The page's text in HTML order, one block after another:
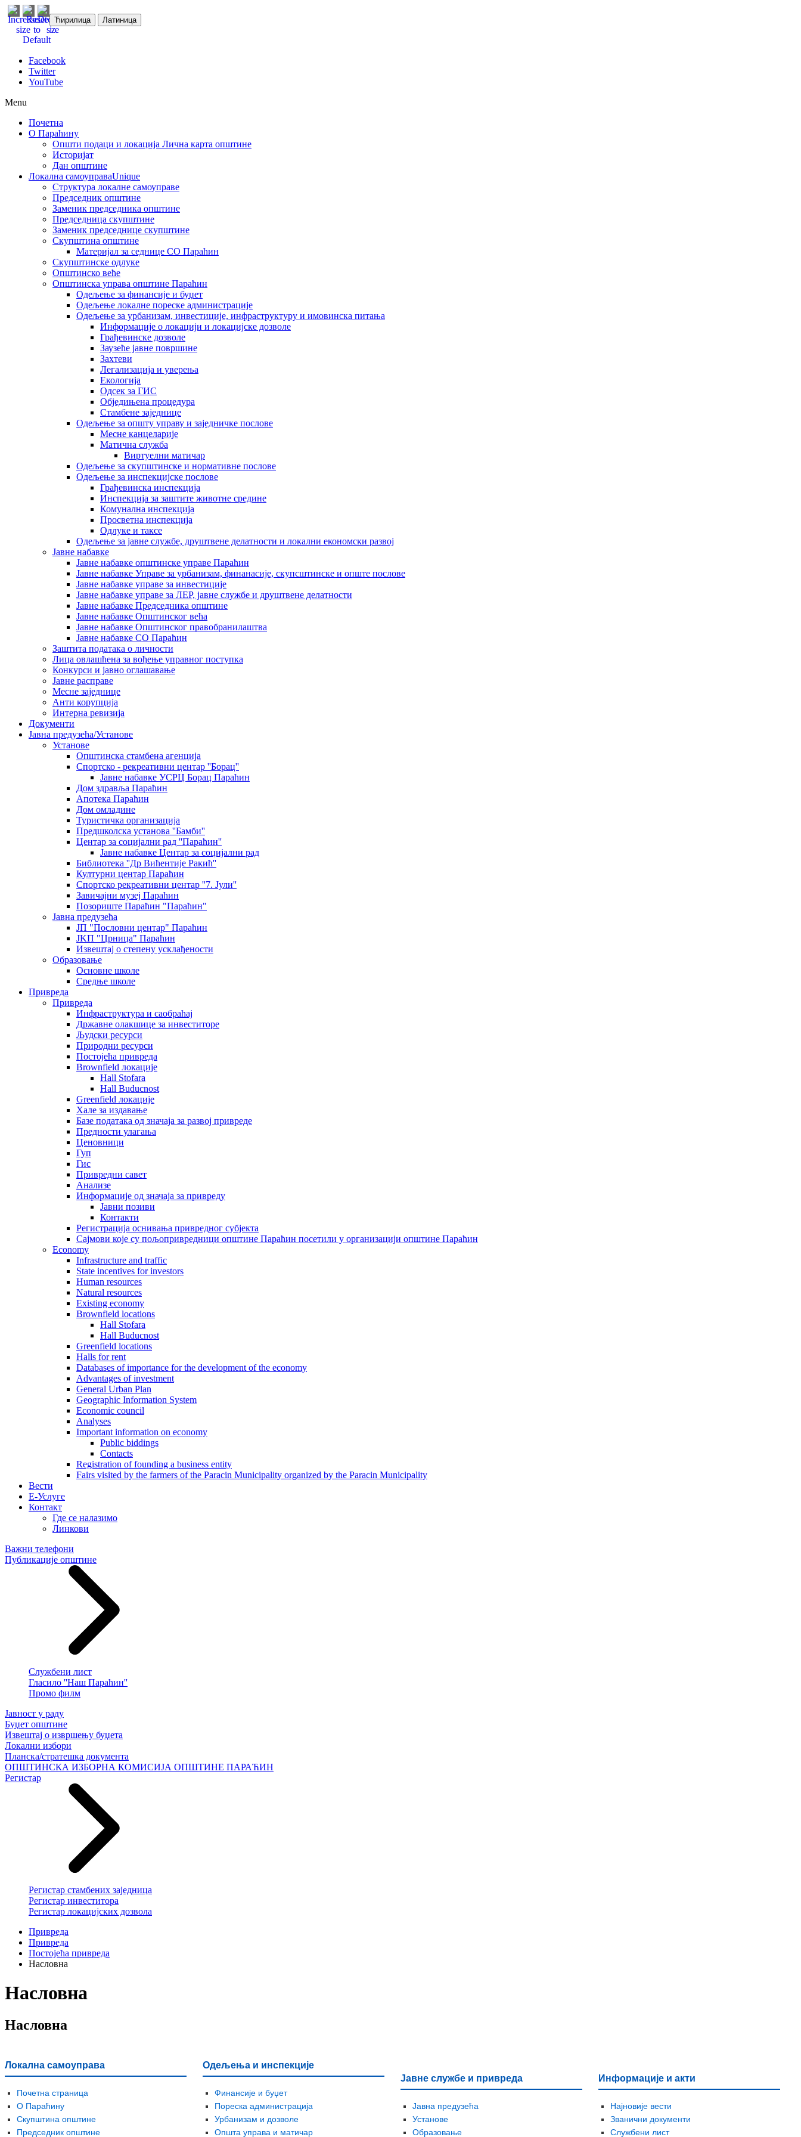
Ћирилица Латиница
Facebook
Twitter
YouTube
Menu
Почетна
О Параћину
Општи подаци и локација Лична карта општине
Историјат
Дан општине
Локална самоуправаUnique
Структура локалне самоуправе
Председник општине
Заменик председника општине
Председница скупштине
Заменик председнице скупштине
Скупштина општине
Материјал за седнице СО Параћин
Скупштинске одлуке
Општинско веће
Општинска управа општине Параћин
Одељење за финансије и буџет
Одељење локалне пореске администрације
Одељење за урбанизам, инвестиције, инфраструктуру и имовинска питања
Информације о локацији и локацијске дозволе
Грађевинске дозволе
Заузеће јавне површине
Захтеви
Легализација и уверења
Екологија
Одсек за ГИС
Обједињена процедура
Стамбене заједнице
Oдељење за општу управу и заједничке послове
Месне канцеларије
Матична служба
Виртуелни матичар
Одељење за скупштинске и нормативне послове
Одељење за инспекцијске послове
Грађевинска инспекција
Инспекција за заштите животне средине
Комунална инспекција
Просветна инспекција
Одлуке и таксе
Одељење за јавне службе, друштвене делатности и локални економски развој
Јавне набавке
Јавне набавке општинске управе Параћин
Јавне набавке Управе за урбанизам, финанасије, скупсштинске и опште послове
Јавне набавке управе за инвестиције
Јавне набавке управе за ЛЕР, јавне службе и друштвене делатности
Јавне набавке Председника општине
Јавне набавке Општинског већа
Јавне набавке Општинског правобранилаштва
Јавне набавке СО Параћин
Заштита података о личности
Лица овлашћена за вођење управног поступка
Конкурси и јавно оглашавање
Јавне расправе
Месне заједнице
Анти корупција
Интерна ревизија
Документи
Јавна предузећа/Установе
Установе
Општинскa стамбенa агенцијa
Спортско - рекреативни центар ''Борац''
Јавне набавке УСРЦ Борац Параћин
Дом здравља Параћин
Апотека Параћин
Дом омладине
Туристичка организација
Предшколска установа ''Бамби''
Центар за социјални рад ''Параћин''
Јавне набавке Центар за социјални рад
Библиотека ''Др Вићентије Ракић''
Културни центар Параћин
Спортско рекреативни центар ''7. Јули''
Завичајни музеј Параћин
Позориште Параћин "Параћин"
Јавна предузећа
ЈП "Пословни центар" Параћин
ЈKП "Црница" Параћин
Извештај о степену усклађености
Образовање
Основне школе
Средње школе
Привреда
Привреда
Инфраструктура и саобраћај
Државне олакшице за инвеститоре
Људски ресурси
Природни ресурси
Постојећа привреда
Brownfield локације
Hall Stofara
Hall Buducnost
Greenfield локације
Хале за издавање
Базе података од значаја за развој привреде
Предности улагања
Ценовници
Гуп
Гис
Привредни савет
Aнализе
Информације од значаја за привреду
Јавни позиви
Контакти
Регистрација оснивања привредног субјекта
Сајмови које су пољопривредници општине Параћин посетили у организацији општине Параћин
Economy
Infrastructure and traffic
State incentives for investors
Human resources
Natural resources
Existing economy
Brownfield locations
Hall Stofara
Hall Buducnost
Greenfield locations
Halls for rent
Databases of importance for the development of the economy
Advantages of investment
General Urban Plan
Geographic Information System
Еconomic council
Analyses
Important information on economy
Public biddings
Contacts
Registration of founding a business entity
Fairs visited by the farmers of the Paracin Municipality organized by the Paracin Municipality
Вести
E-Услуге
Контакт
Где се налазимо
Линкови
Важни телефони
Публикације општине
Службени лист
Гласило ''Наш Параћин''
Промо филм
Јавност у раду
Буџет општине
Извештај о извршењу буџета
Локални избори
Планска/стратешка документа
ОПШТИНСКА ИЗБОРНА КОМИСИЈА ОПШТИНЕ ПАРАЋИН
Регистар
Регистар стамбених заједница
Регистар инвеститора
Регистар локацијских дозвола
Привреда
Привреда
Постојећа привреда
Насловна
Насловна
Насловна
Локална самоуправа
Почетна страница
О Параћину
Скупштина општине
Председник општине
Одељења и инспекције
Финансије и буџет
Пореска администрација
Урбанизам и дозволе
Општа управа и матичар
Јавне службе и привреда
Јавна предузећа
Установе
Образовање
Информације и акти
Најновије вести
Званични документи
Службени лист